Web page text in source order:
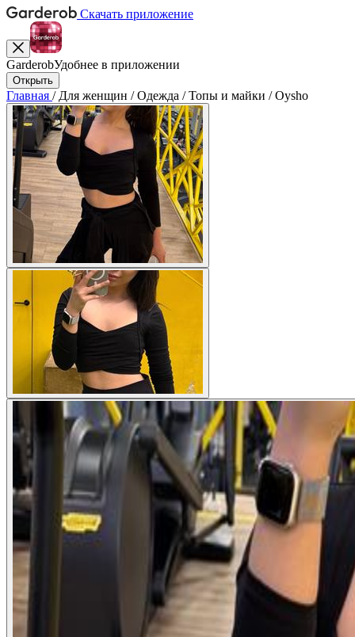
Скачать приложение
GarderobУдобнее в приложении
Открыть
Главная / Для женщин /Одежда /Топы и майки /Oysho